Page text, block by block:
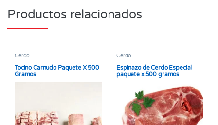
Productos relacionados
Cerdo
Tocino Carnudo Paquete X 500
Gramos
Cerdo
Espinazo de Cerdo Especial
paquete x 500 gramos